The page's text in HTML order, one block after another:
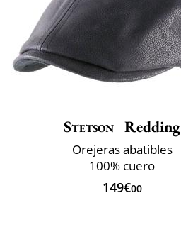
Stetson Redding
Orejeras abatibles
100% cuero
149€00